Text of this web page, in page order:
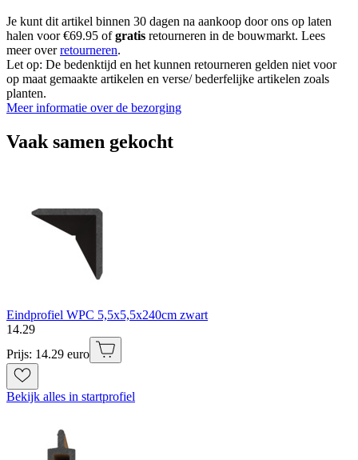
Je kunt dit artikel binnen 30 dagen na aankoop door ons op laten
halen voor €69.95 ofgratis retourneren in de bouwmarkt. Lees
meer overretourneren.
Let op: De bedenktijd en het kunnen retourneren gelden niet voor
op maat gemaakte artikelen en verse/ bederfelijke artikelen zoals
planten.
Meer informatie over de bezorging
Vaak samen gekocht
Eindprofiel WPC 5,5x5,5x240cm zwart
14.29
Prijs: 14.29 euro
Bekijk alles in startprofiel